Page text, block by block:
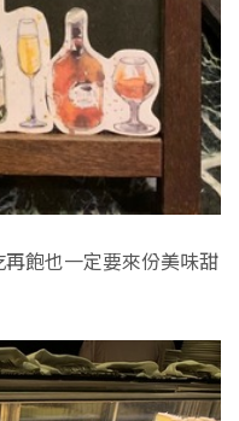
飽也一定要來份美味甜